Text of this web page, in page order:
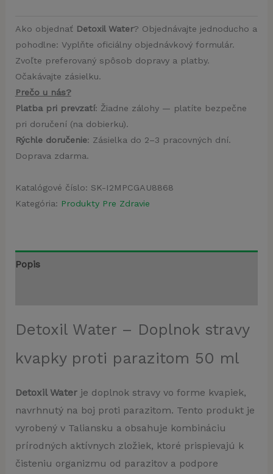
Ako objednať Detoxil Water? Objednávajte jednoducho a
pohodlne: Vyplňte oficiálny objednávkový formulár.
Zvoľte preferovaný spôsob dopravy a platby.
Očakávajte zásielku.
Prečo u nás?
Platba pri prevzatí: Žiadne zálohy — platíte bezpečne
pri doručení (na dobierku).
Rýchle doručenie: Zásielka do 2–3 pracovných dní.
Doprava zdarma.
Katalógové číslo: SK-I2MPCGAU8868
Kategória: Produkty Pre Zdravie
Popis
Detoxil Water – Doplnok stravy
kvapky proti parazitom 50 ml
Detoxil Waterje doplnok stravy vo forme kvapiek,
navrhnutý na boj proti parazitom. Tento produkt je
vyrobený v Taliansku a obsahuje kombináciu
prírodných aktívnych zložiek, ktoré prispievajú k
čisteniu organizmu od parazitov a podpore